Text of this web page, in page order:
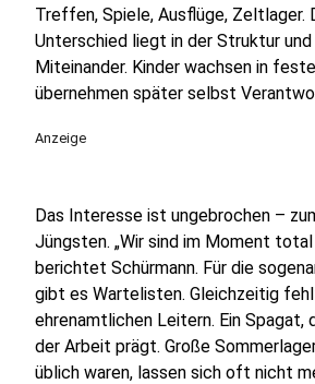
Treffen, Spiele, Ausflüge, Zeltlager.
Unterschied liegt in der Struktur
Miteinander. Kinder wachsen in
übernehmen später selbst
Anzeige
Das Interesse ist ungebrochen –
Jüngsten. „Wir sind im Moment total
berichtet Schürmann. Für die
gibt es Wartelisten. Gleichzeitig
ehrenamtlichen Leitern. Ein Spagat,
der Arbeit prägt. Große
üblich waren, lassen sich oft nicht